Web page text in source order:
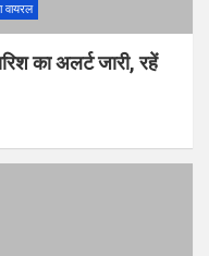
वायरल
का अलर्ट जारी, रहें